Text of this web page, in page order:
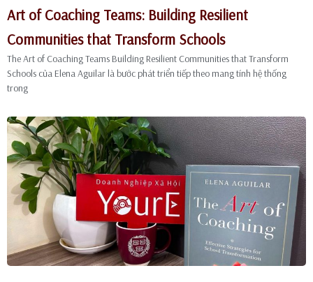
Art of Coaching Teams: Building Resilient
Communities that Transform Schools
The Art of Coaching Teams Building Resilient Communities that Transform
Schools của Elena Aguilar là bước phát triển tiếp theo mang tính hệ thống
trong